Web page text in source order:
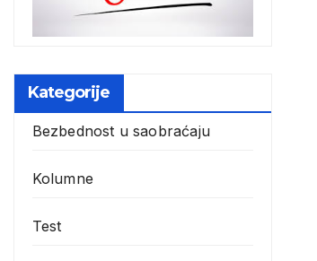
Kategorije
Bezbednost u saobraćaju
Kolumne
Test